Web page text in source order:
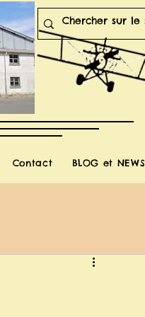
Contact BLOG et NEWS